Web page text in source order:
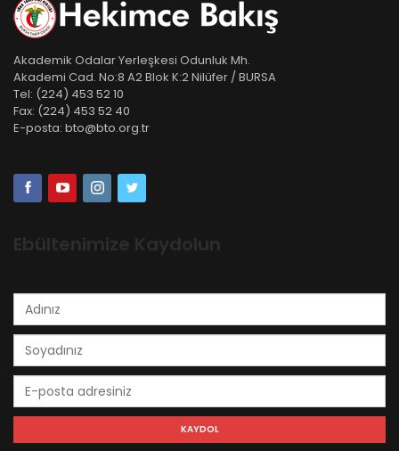
Akademik Odalar Yerleşkesi Odunluk Mh.
Akademi Cad. No:8 A2 Blok K:2 Nilüfer / BURSA
Tel: (224) 453 52 10
Fax: (224) 453 52 40
E-posta: bto@bto.org.tr
Ebültenimize Kaydolun